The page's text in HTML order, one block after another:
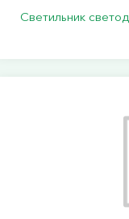
Светильник